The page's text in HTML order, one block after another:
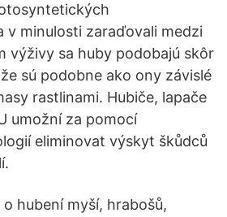
v minulosti zaraďovali medzi
výživy sa huby podobajú skôr
sú podobne ako ony závislé
rastlinami. Hubiče, lapače
umožní za pomocí
eliminovat výskyt škůdců
hubení myší, hrabošů,